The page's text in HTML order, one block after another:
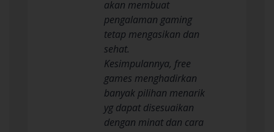
akan membuat
pengalaman gaming
tetap mengasikan dan
sehat.
Kesimpulannya, free
games menghadirkan
banyak pilihan menarik
yg dapat disesuaikan
dengan minat dan cara